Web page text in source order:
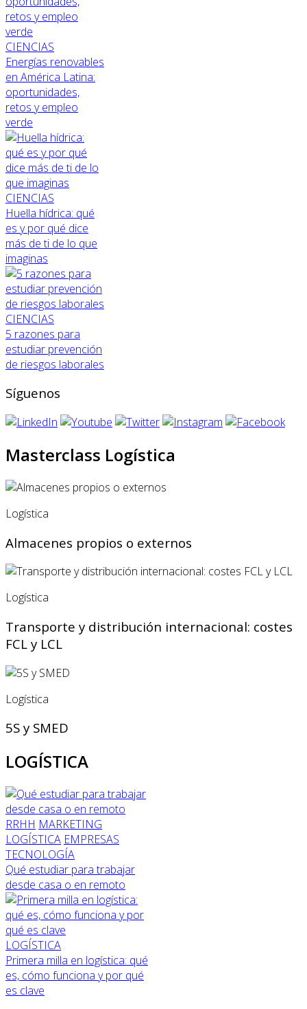
CIENCIAS
Energías renovables
en América Latina:
oportunidades,
retos y empleo
verde
CIENCIAS
Huella hídrica: qué
es y por qué dice
más de ti de lo que
imaginas
CIENCIAS
5 razones para
estudiar prevención
de riesgos laborales
Síguenos
Masterclass Logística
Logística
Almacenes propios o externos
Logística
Transporte y distribución internacional: costes
FCL y LCL
Logística
5S y SMED
LOGÍSTICA
RRHH MARKETING
LOGÍSTICA EMPRESAS
TECNOLOGÍA
Qué estudiar para trabajar
desde casa o en remoto
LOGÍSTICA
Primera milla en logística: qué
es, cómo funciona y por qué
es clave